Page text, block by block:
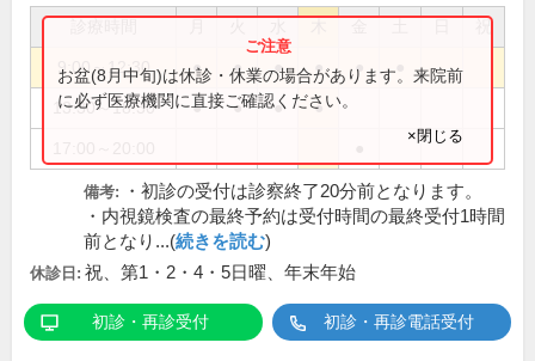
祝
9:00～12:30 ● ● ● ● ●
13:30～18:30 ● ● ● ●
お盆(8月中旬)は休診・休業の場合があります。来院前
に必ず医療機関に直接ご確認ください。
×閉じる
備考:
・初診の受付は診察終了20分前となります。
・内視鏡検査の最終予約は受付時間の最終受付1時間
前となり...(続きを読む)
休診日: 祝、第1・2・4・5日曜、年末年始
初診・再診受付 初診・再診電話受付